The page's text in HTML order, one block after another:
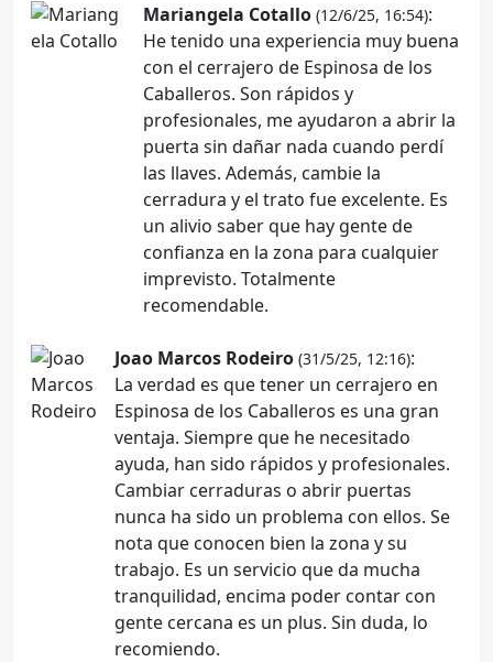
Mariangela Cotallo (12/6/25, 16:54):
He tenido una experiencia muy buena
con el cerrajero de Espinosa de los
Caballeros. Son rápidos y
profesionales, me ayudaron a abrir la
puerta sin dañar nada cuando perdí
las llaves. Además, cambie la
cerradura y el trato fue excelente. Es
un alivio saber que hay gente de
confianza en la zona para cualquier
imprevisto. Totalmente
recomendable.
Joao Marcos Rodeiro (31/5/25, 12:16):
La verdad es que tener un cerrajero en
Espinosa de los Caballeros es una gran
ventaja. Siempre que he necesitado
ayuda, han sido rápidos y profesionales.
Cambiar cerraduras o abrir puertas
nunca ha sido un problema con ellos. Se
nota que conocen bien la zona y su
trabajo. Es un servicio que da mucha
tranquilidad, encima poder contar con
gente cercana es un plus. Sin duda, lo
recomiendo.